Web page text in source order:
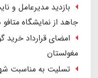
بازدید مدیرعامل و
جاهد از نمایشگاه متافو
امضای قرارداد
مغولستان
تسلیت به مناسبت